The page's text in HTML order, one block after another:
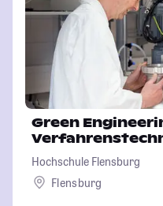
Green
Hochschule Flensburg
Flensburg